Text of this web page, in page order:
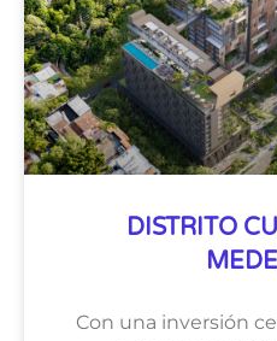
DISTRITO
Con una inversión